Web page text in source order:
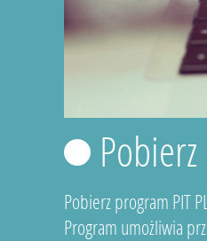
Pobierz
Pobierz program PIT
Program umożliwia